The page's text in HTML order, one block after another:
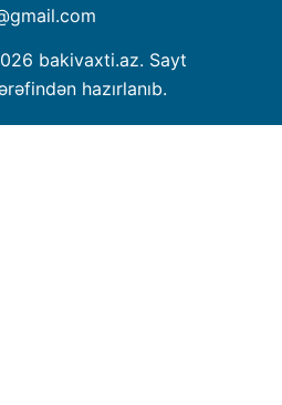
gmail.com
bakivaxti.az. Sayt
hazırlanıb.